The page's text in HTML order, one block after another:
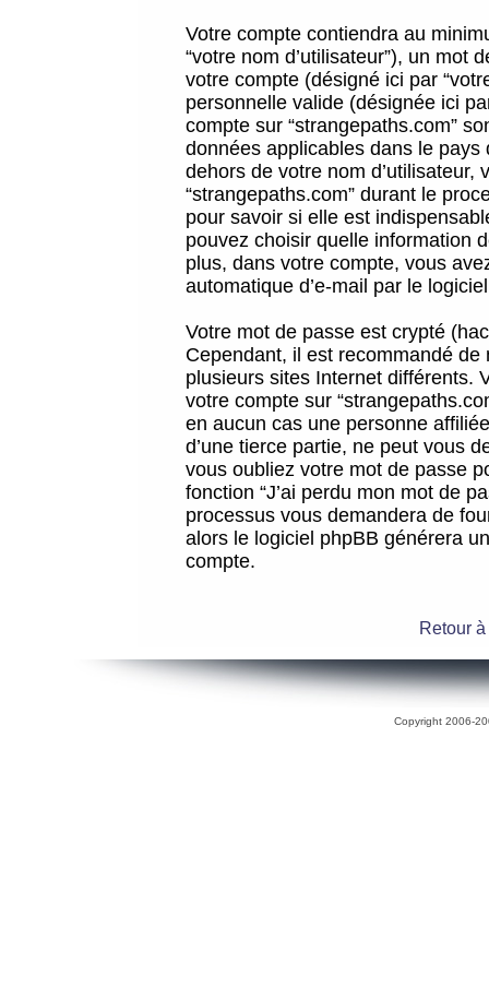
Votre compte contiendra au
“votre nom d’utilisateur”), un mot
votre compte (désigné ici par
personnelle valide (désignée ici
compte sur “strangepaths.com”
données applicables dans le
dehors de votre nom
“strangepaths.com” durant le
pour savoir si elle est
pouvez choisir quelle information
plus, dans votre compte, vous
automatique d’e-mail par le
Votre mot de passe est crypté
Cependant, il est recommandé
plusieurs sites Internet différents.
votre compte sur
en aucun cas une personne
d’une tierce partie, ne peut vous
vous oubliez votre mot de passe
fonction “J’ai perdu mon mot de
processus vous demandera de
alors le logiciel phpBB générera
compte.
Retour
Copyright 2006-